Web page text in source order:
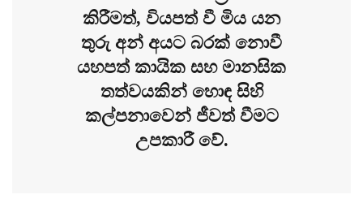
කිරීමත්, වියපත් වී මිය යන
තුරු අන් අයට බරක් නොවී
යහපත් කායික සහ මානසික
තත්වයකින් හොඳ සිහි
කල්පනාවෙන් ජීවත් වීමට
උපකාරී වේ.